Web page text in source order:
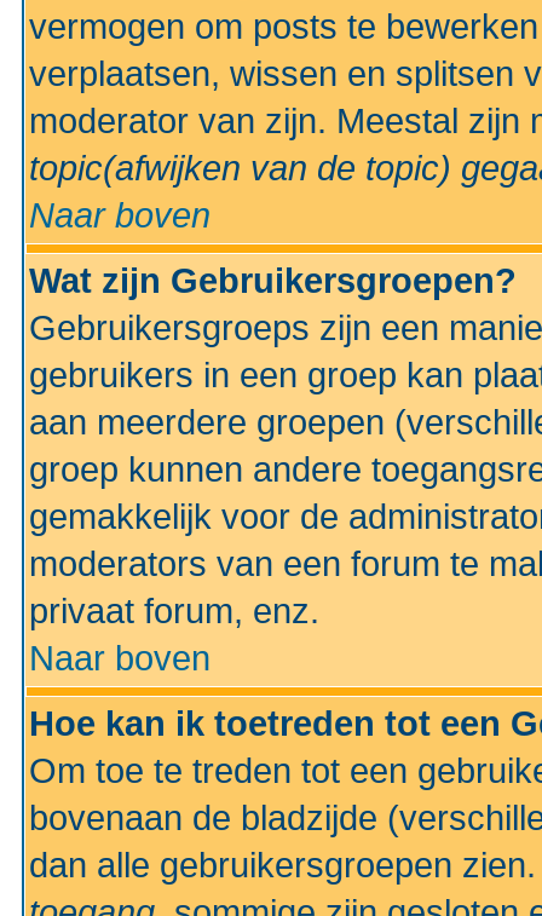
vermogen om posts te
verplaatsen, wissen en splitsen
moderator van zijn. Meestal
topic(afwijken van de topic)
Naar boven
Wat zijn Gebruikersgroepen?
Gebruikersgroeps zijn een
gebruikers in een groep kan
aan meerdere groepen
groep kunnen andere
gemakkelijk voor de
moderators van een forum te
privaat forum, enz.
Naar boven
Hoe kan ik toetreden tot een
Om toe te treden tot een
bovenaan de bladzijde
dan alle gebruikersgroepen